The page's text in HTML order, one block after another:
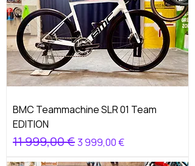
BMC Teammachine SLR 01 Team
EDITION
Обычная цена
11 999,00 € Цена со скидкой
3 999,00 €